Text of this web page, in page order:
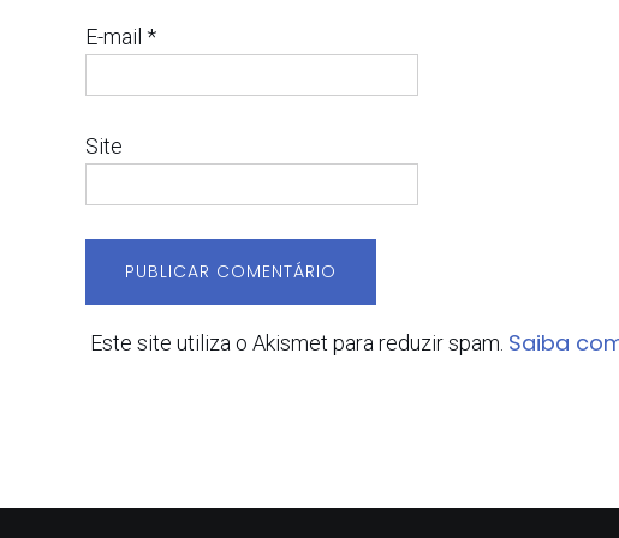
E-mail *
Site
Este site utiliza o Akismet para reduzir spam. Saiba